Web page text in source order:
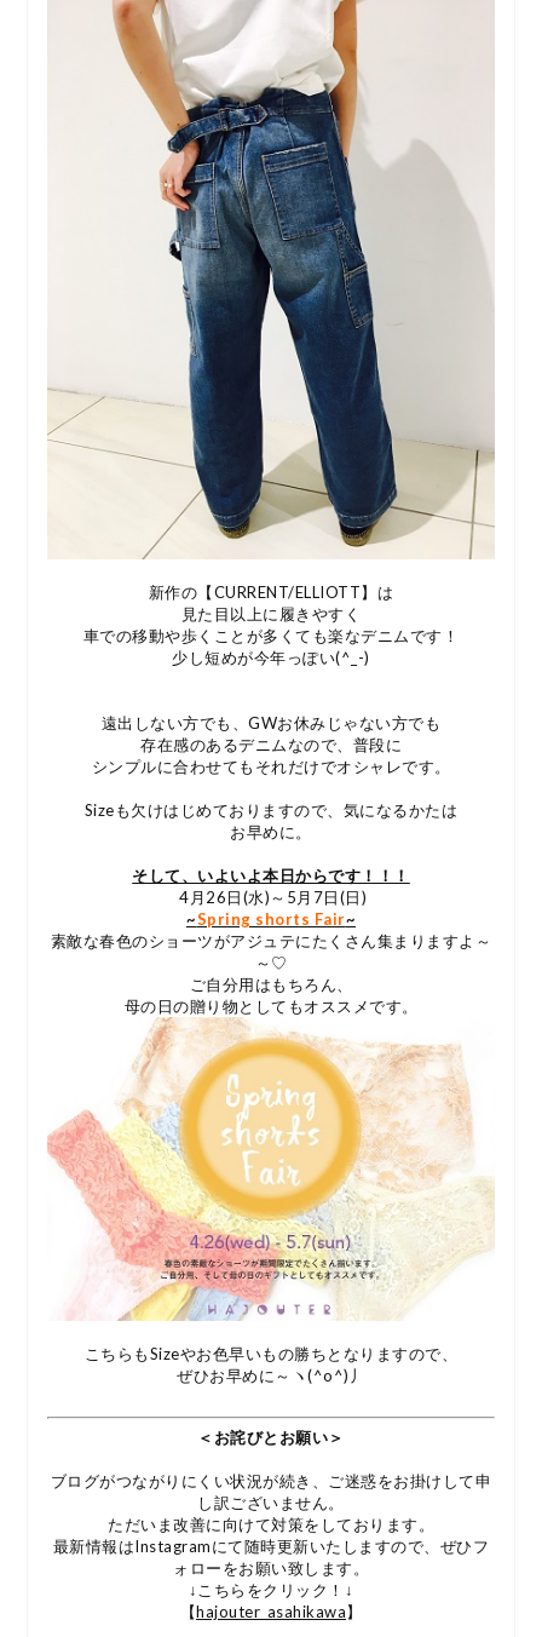
新作の【CURRENT/ELLIOTT】は
見た目以上に履きやすく
車での移動や歩くことが多くても楽なデニムです！
少し短めが今年っぽい(^_-)
遠出しない方でも、GWお休みじゃない方でも
存在感のあるデニムなので、普段に
シンプルに合わせてもそれだけでオシャレです。
Sizeも欠けはじめておりますので、気になるかたは
お早めに。
そして、いよいよ本日からです！！！
4月26日(水)～5月7日(日)
~Spring shorts Fair~
素敵な春色のショーツがアジュテにたくさん集まりますよ～
～♡
ご自分用はもちろん、
母の日の贈り物としてもオススメです。
こちらもSizeやお色早いもの勝ちとなりますので、
ぜひお早めに～ヽ(^o^)丿
＜お詫びとお願い＞
ブログがつながりにくい状況が続き、ご迷惑をお掛けして申
し訳ございません。
ただいま改善に向けて対策をしております。
最新情報はInstagramにて随時更新いたしますので、ぜひフ
ォローをお願い致します。
↓こちらをクリック！↓
【hajouter_asahikawa】